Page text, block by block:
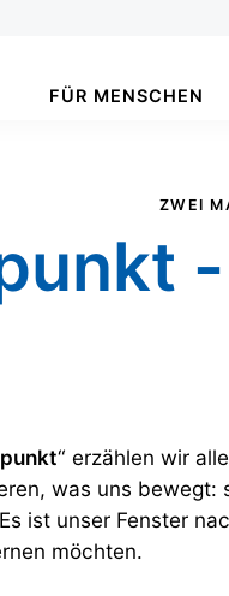
FÜR MENSCHEN
ZWEI
“ erzählen wir
was uns bewegt:
ist unser Fenster
möchten.